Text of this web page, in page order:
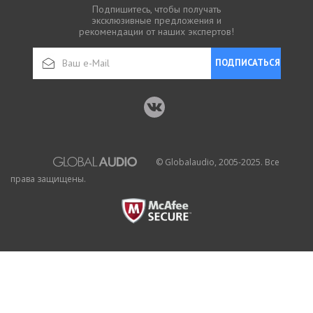
Подпишитесь, чтобы получать
эксклюзивные предложения и
рекомендации от наших экспертов!
ПОДПИСАТЬСЯ
© Globalaudio, 2005-2025. Все
права защищены.